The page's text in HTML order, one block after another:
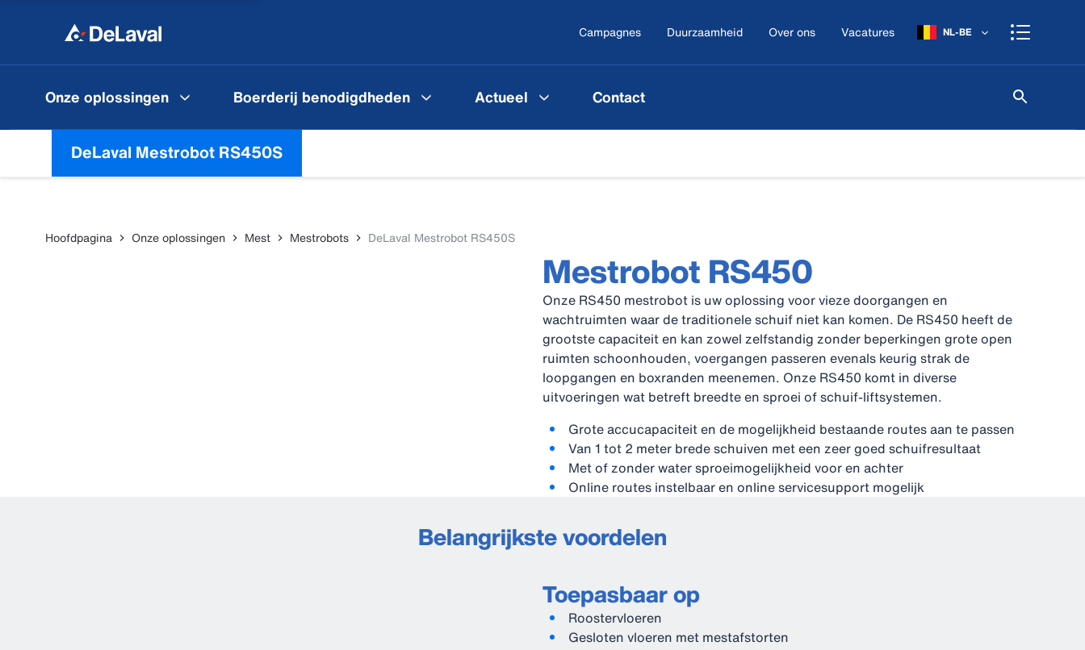
Campagnes Duurzaamheid Over ons Vacatures NL-BE
Onze oplossingen Boerderij benodigdheden Actueel Contact
DeLaval Mestrobot RS450S
Hoofdpagina Onze oplossingen Mest Mestrobots DeLaval Mestrobot RS450S
Mestrobot RS450
Onze RS450 mestrobot is uw oplossing voor vieze doorgangen en
wachtruimten waar de traditionele schuif niet kan komen. De RS450 heeft de
grootste capaciteit en kan zowel zelfstandig zonder beperkingen grote open
ruimten schoonhouden, voergangen passeren evenals keurig strak de
loopgangen en boxranden meenemen. Onze RS450 komt in diverse
uitvoeringen wat betreft breedte en sproei of schuif-liftsystemen.
Grote accucapaciteit en de mogelijkheid bestaande routes aan te passen
Van 1 tot 2 meter brede schuiven met een zeer goed schuifresultaat
Met of zonder water sproeimogelijkheid voor en achter
Online routes instelbaar en online servicesupport mogelijk
Belangrijkste voordelen
Toepasbaar op
Roostervloeren
Gesloten vloeren met mestafstorten